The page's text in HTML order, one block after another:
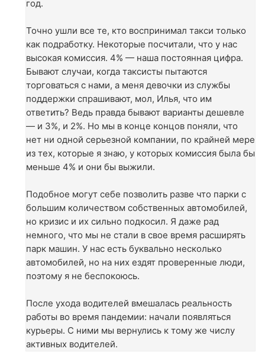
год.
Точно ушли все те, кто воспринимал такси только
как подработку. Некоторые посчитали, что у нас
высокая комиссия. 4% — наша постоянная цифра.
Бывают случаи, когда таксисты пытаются
торговаться с нами, а меня девочки из службы
поддержки спрашивают, мол, Илья, что им
ответить? Ведь правда бывают варианты дешевле
— и 3%, и 2%. Но мы в конце концов поняли, что
нет ни одной серьезной компании, по крайней мере
из тех, которые я знаю, у которых комиссия была бы
меньше 4% и они бы выжили.
Подобное могут себе позволить разве что парки с
большим количеством собственных автомобилей,
но кризис и их сильно подкосил. Я даже рад
немного, что мы не стали в свое время расширять
парк машин. У нас есть буквально несколько
автомобилей, но на них ездят проверенные люди,
поэтому я не беспокоюсь.
После ухода водителей вмешалась реальность
работы во время пандемии: начали появляться
курьеры. С ними мы вернулись к тому же числу
активных водителей.